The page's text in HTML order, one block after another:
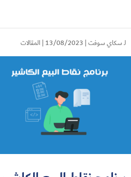
لـسكاي سوفت| 13/08/2023 | المقالات